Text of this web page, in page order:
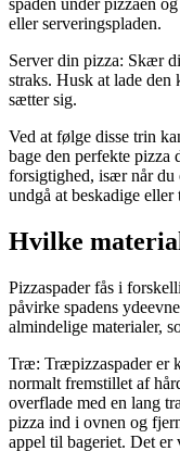
spaden under pizzaen
eller serveringspladen.
Server din pizza: Skær
straks. Husk at lade
sætter sig.
Ved at følge disse trin
bage den perfekte
forsigtighed, især når du
undgå at beskadige
Hvilke
Pizzaspader fås i
påvirke spadens
almindelige materialer,
Træ: Træpizzaspader er
normalt fremstillet af
overflade med en lang
pizza ind i ovnen og
appel til bageriet. Det